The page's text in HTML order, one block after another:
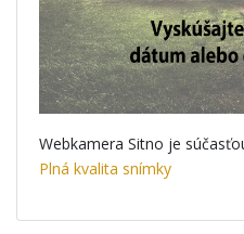
Webkamera Sitno je
Plná kvalita snímky